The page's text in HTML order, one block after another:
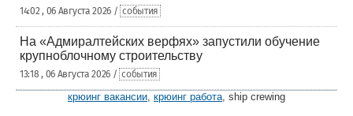
14:02 , 06 Августа 2026 / события
На «Адмиралтейских верфях» запустили обучение
крупноблочному строительству
13:18 , 06 Августа 2026 / события
крюинг вакансии, крюинг работа, ship crewing